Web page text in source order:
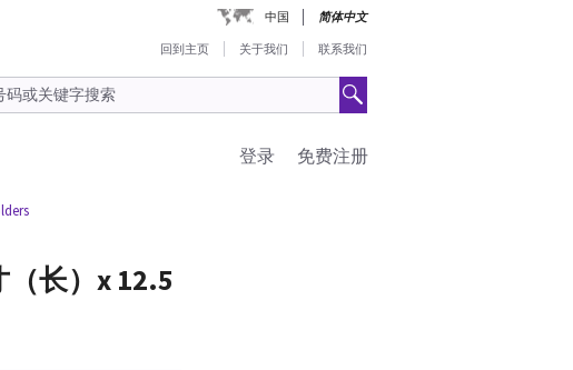
中国 简体中文
回到主页 关于我们 联系我们
免费注册
登录
长）x 12.5